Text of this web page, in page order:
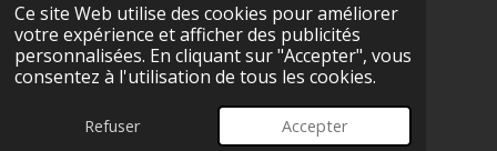
Ce site Web utilise des cookies pour améliorer
votre expérience et afficher des publicités
personnalisées. En cliquant sur "Accepter", vous
consentez à l'utilisation de tous les cookies.
Refuser Accepter
F
a
c
I
n
s
Y
o
u
T
b
T
i
k
T
o
k
W
h
a
t
s
A
CGV
Propulsé parWebador